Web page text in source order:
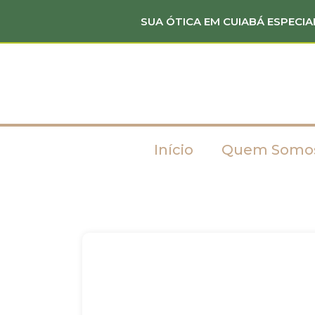
SUA ÓTICA EM CUIABÁ
Início Quem